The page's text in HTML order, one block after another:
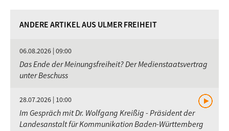
ANDERE ARTIKEL AUS ULMER FREIHEIT
06.08.2026 | 09:00
Das Ende der Meinungsfreiheit? Der Medienstaatsvertrag
unter Beschuss
28.07.2026 | 10:00
Im Gespräch mit Dr. Wolfgang Kreißig - Präsident der
Landesanstalt für Kommunikation Baden-Württemberg